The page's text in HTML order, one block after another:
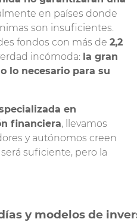
Propietarios
Seguro de Mascotas
Seguro de Accidentes
en países donde
son insuficientes.
fondos con más de 2,2
incómoda: la gran
lo necesario para su
en
financiera, llevamos
y autónomos creen
suficiente, pero la
y modelos de